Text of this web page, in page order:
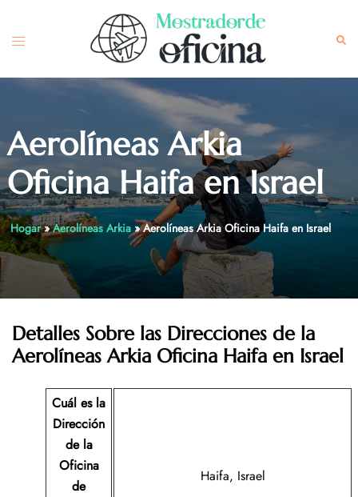
content
Toggle
Aerolíneas Arkia
Oficina Haifa en Israel
Hogar»Aerolíneas Arkia»Aerolíneas Arkia Oficina Haifa en Israel
Detalles Sobre las Direcciones de la
Aerolíneas Arkia Oficina Haifa en Israel
Cuál es la
Dirección
de la
Oficina
de
Haifa, Israel